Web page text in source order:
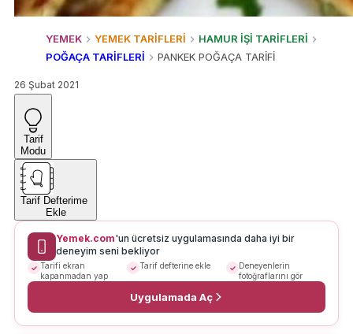
YEMEK YEMEK TARİFLERİ
HAMUR İŞİ TARİFLERİ
POĞAÇA TARİFLERİ
PANKEK POĞAÇA TARİFİ
26 Şubat 2021
Tarif
Modu
Tarif Defterime
Ekle
Yemek.com'un ücretsiz uygulamasında daha iyi bir
deneyim seni bekliyor
Tarifi ekran
kapanmadan yap
Tarif defterine ekle
Deneyenlerin
fotoğraflarını gör
Uygulamada Aç